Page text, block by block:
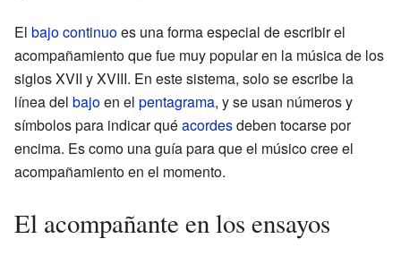
El bajo continuoes una forma especial de escribir el
acompañamiento que fue muy popular en la música de los
siglos XVII y XVIII. En este sistema, solo se escribe la
línea del bajoen el pentagrama, y se usan números y
símbolos para indicar quéacordesdeben tocarse por
encima. Es como una guía para que el músico cree el
acompañamiento en el momento.
El acompañante en los ensayos